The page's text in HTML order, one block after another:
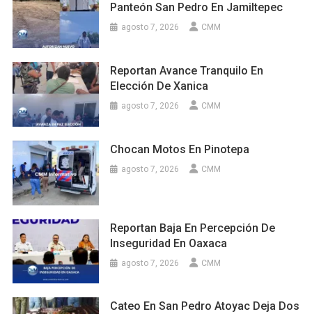
Panteón San Pedro En Jamiltepec
agosto 7, 2026 CMM
Reportan Avance Tranquilo En
Elección De Xanica
agosto 7, 2026 CMM
Chocan Motos En Pinotepa
agosto 7, 2026 CMM
Reportan Baja En Percepción De
Inseguridad En Oaxaca
agosto 7, 2026 CMM
Cateo En San Pedro Atoyac Deja Dos